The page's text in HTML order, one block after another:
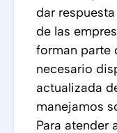
dar
de las
forman parte
necesario
actualizada
manejamos
Para atender